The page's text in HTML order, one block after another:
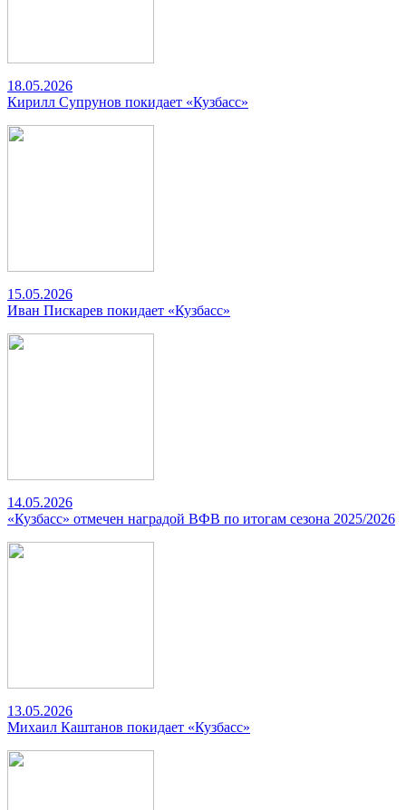
18.05.2026
Кирилл Супрунов покидает «Кузбасс»
15.05.2026
Иван Пискарев покидает «Кузбасс»
14.05.2026
«Кузбасс» отмечен наградой ВФВ по итогам сезона 2025/2026
13.05.2026
Михаил Каштанов покидает «Кузбасс»